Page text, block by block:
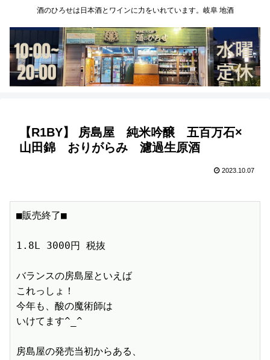
酒のひろせは日本酒とワインに力をいれています。岐阜 地酒
【R1BY】 房島屋 純米吟醸 五百万石×
山田錦 おりがらみ 濾過生原酒
2023.10.07
■販売終了■
1.8L 3000円 税抜
バランスの房島屋といえば
これっしょ！
今年も、酸の魔術師は
いけてます^_^
房島屋の発売当初からある、